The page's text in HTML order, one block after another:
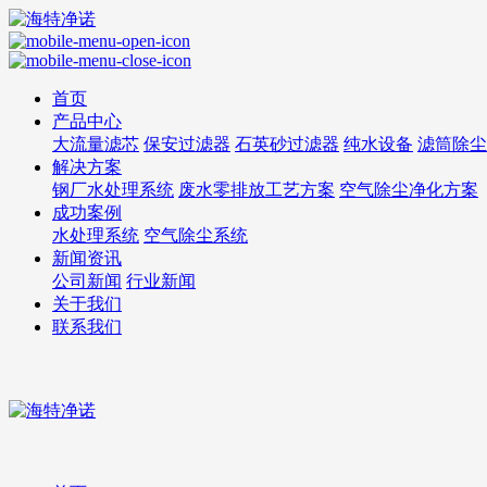
首页
产品中心
大流量滤芯 保安过滤器 石英砂过滤器 纯水设备 滤筒除
解决方案
钢厂水处理系统 废水零排放工艺方案 空气除尘净化方案
成功案例
水处理系统 空气除尘系统
新闻资讯
公司新闻 行业新闻
关于我们
联系我们